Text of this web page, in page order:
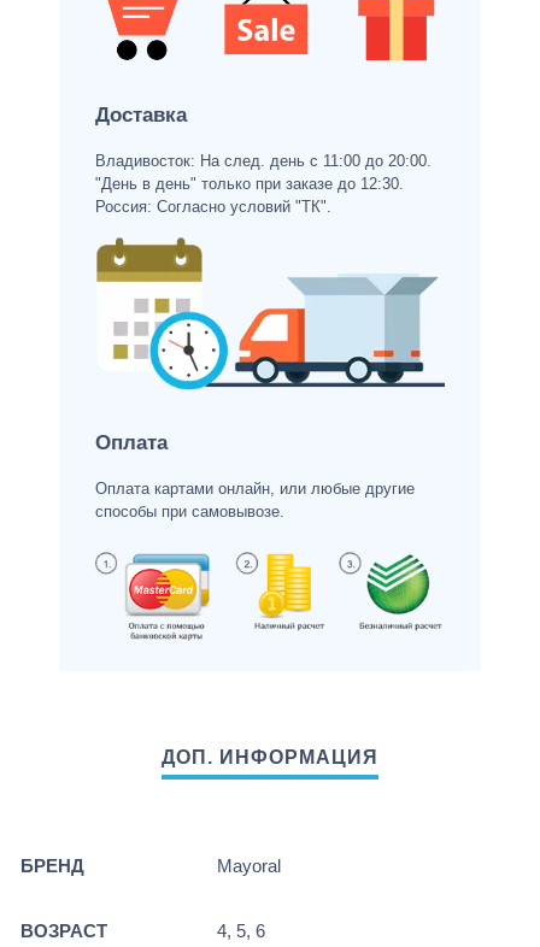
Доставка
Владивосток: На след. день с 11:00 до 20:00.
"День в день" только при заказе до 12:30.
Россия: Согласно условий "ТК".
Оплата
Оплата картами онлайн, или любые другие
способы при самовывозе.
БРЕНД Mayoral
ВОЗРАСТ 4, 5, 6